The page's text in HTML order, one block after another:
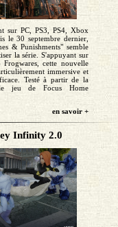
sur PC, PS3, PS4, Xbox
le 30 septembre dernier,
& Punishments" semble
la série. S'appuyant sur
cette nouvelle
immersive et
Testé à partir de la
le jeu de Focus Home
en savoir +
Infinity 2.0